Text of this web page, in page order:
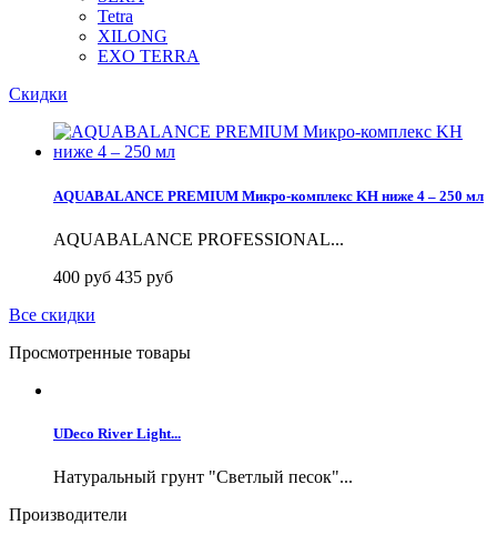
Tetra
XILONG
EXO TERRA
Скидки
AQUABALANCE PREMIUM Микро-комплекс KH ниже 4 – 250 мл
AQUABALANCE PROFESSIONAL...
400 руб 435 руб
Все скидки
Просмотренные товары
UDeco River Light...
Натуральный грунт "Светлый песок"...
Производители